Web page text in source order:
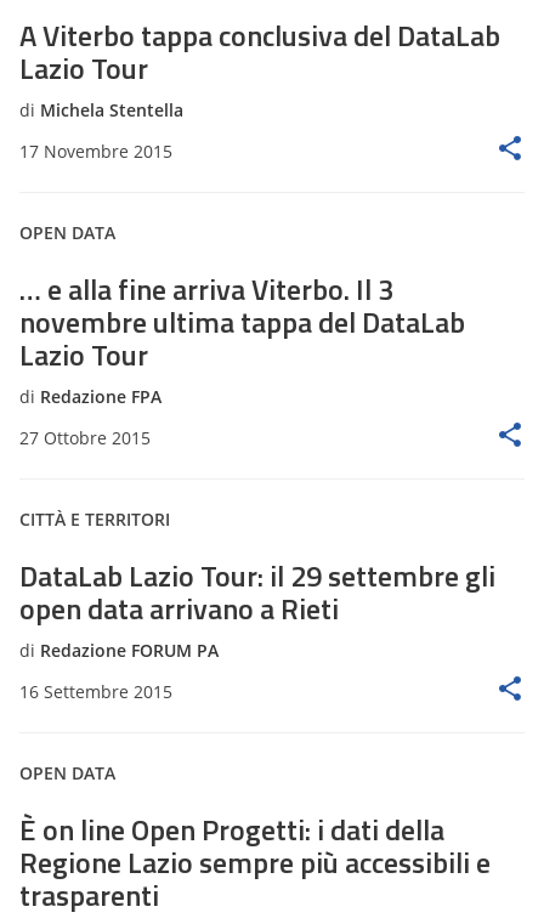
A Viterbo tappa conclusiva del DataLab
Lazio Tour
di Michela Stentella
17 Novembre 2015
OPEN DATA
… e alla fine arriva Viterbo. Il 3
novembre ultima tappa del DataLab
Lazio Tour
di Redazione FPA
27 Ottobre 2015
CITTÀ E TERRITORI
DataLab Lazio Tour: il 29 settembre gli
open data arrivano a Rieti
di Redazione FORUM PA
16 Settembre 2015
OPEN DATA
È on line Open Progetti: i dati della
Regione Lazio sempre più accessibili e
trasparenti